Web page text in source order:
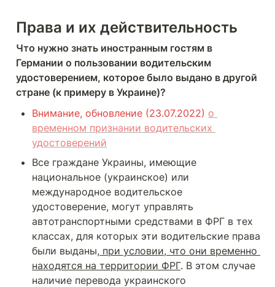
Права и их действительность
Что нужно знать иностранным гостям в
Германии о пользовании водительским
удостоверением, которое было выдано в другой
стране (к примеру в Украине)?
Внимание, обновление (23.07.2022) о
временном признании водительских
удостоверений
Все граждане Украины, имеющие
национальное (украинское) или
международное водительское
удостоверение, могут управлять
автотранспортными средствами в ФРГ в тех
классах, для которых эти водительские права
были выданы, при условии, что они временно
находятся на территории ФРГ. В этом случае
наличие перевода украинского